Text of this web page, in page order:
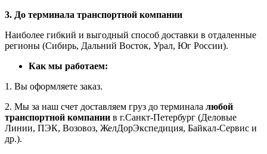
3. До терминала транспортной компании
Наиболее гибкий и выгодный способ доставки в отдаленные
регионы (Сибирь, Дальний Восток, Урал, Юг России).
Как мы работаем:
1. Вы оформляете заказ.
2. Мы за наш счет доставляем груз до терминала любой
транспортной компании в г.Санкт-Петербург (Деловые
Линии, ПЭК, Возовоз, ЖелДорЭкспедиция, Байкал-Сервис и
др.).